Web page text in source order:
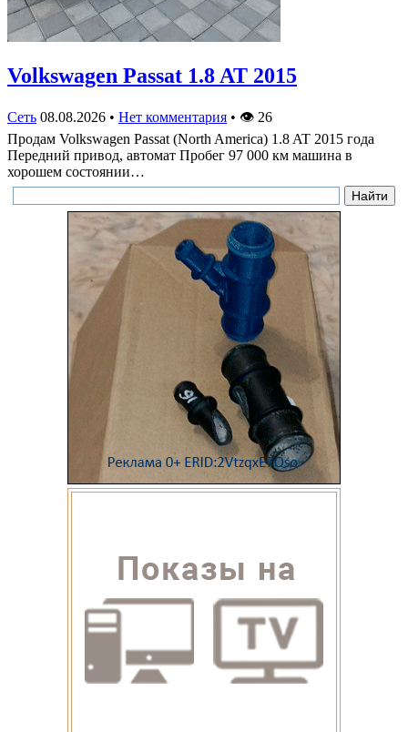
Volkswagen Passat 1.8 AT 2015
Сеть 08.08.2026 • Нет комментария • 👁 26
Продам Volkswagen Passat (North America) 1.8 AT 2015 года
Передний привод, автомат Пробег 97 000 км машина в
хорошем состоянии…